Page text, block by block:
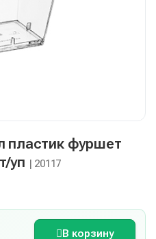
пластик фуршет
уп | 20117
В корзину